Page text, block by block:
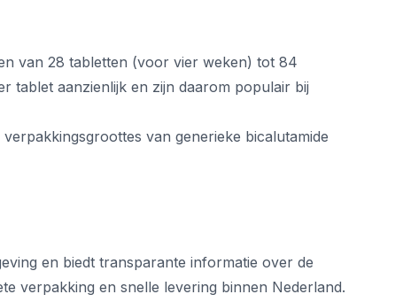
van 28 tabletten (voor vier weken) tot 84
tablet aanzienlijk en zijn daarom populair bij
van generieke bicalutamide
en biedt transparante informatie over de
verpakking en snelle levering binnen Nederland.